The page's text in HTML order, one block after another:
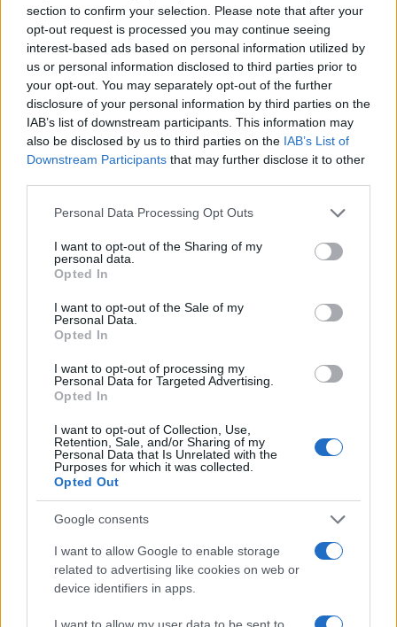
section to confirm your selection. Please note that after your
opt-out request is processed you may continue seeing
interest-based ads based on personal information utilized by
us or personal information disclosed to third parties prior to
your opt-out. You may separately opt-out of the further
disclosure of your personal information by third parties on the
IAB’s list of downstream participants. This information may
also be disclosed by us to third parties on the IAB’s List of
Downstream Participants that may further disclose it to other
Please note that this website/app uses one or more Google
not limited to your visit or usage behaviour. You may click to
grant or deny consent to Google and its third-party tags to
use your data for below specified purposes in below Google
consent section.
Personal Data Processing Opt Outs
I want to opt-out of the Sharing of my
personal data.
Opted In
I want to opt-out of the Sale of my
Personal Data.
Opted In
I want to opt-out of processing my
Personal Data for Targeted Advertising.
Opted In
I want to opt-out of Collection, Use,
Retention, Sale, and/or Sharing of my
Personal Data that Is Unrelated with the
Purposes for which it was collected.
Opted Out
Google consents
I want to allow Google to enable storage
related to advertising like cookies on web or
device identifiers in apps.
I want to allow my user data to be sent to
Petrolio in calo: Brent a 88.9 dollari, ribassi diffusi tra le
materie prime
Andrea Innocenti · 6 Ago 2026
Petrolio in calo: Brent a 91,82$, ribassi a due cifre per greggio
NEWS